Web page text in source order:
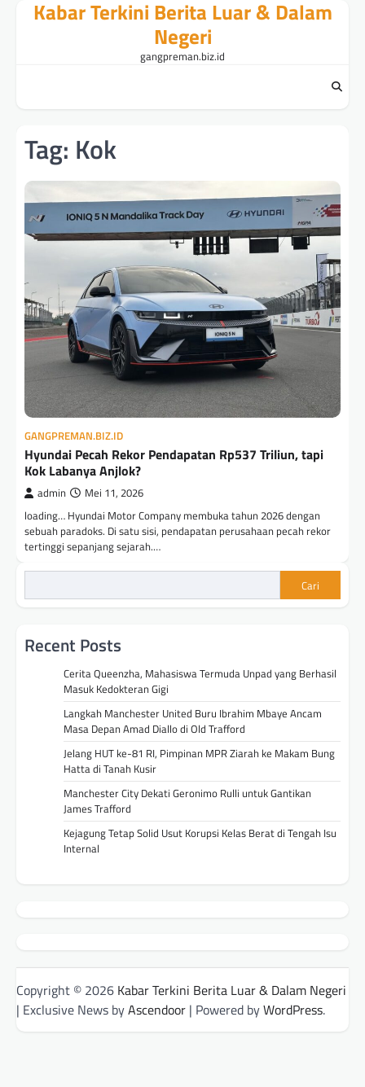
Kabar Terkini Berita Luar & Dalam
Negeri
gangpreman.biz.id
Tag: Kok
GANGPREMAN.BIZ.ID
Hyundai Pecah Rekor Pendapatan Rp537 Triliun, tapi
Kok Labanya Anjlok?
admin Mei 11, 2026
loading… Hyundai Motor Company membuka tahun 2026 dengan
sebuah paradoks. Di satu sisi, pendapatan perusahaan pecah rekor
tertinggi sepanjang sejarah.…
Cari
Recent Posts
Cerita Queenzha, Mahasiswa Termuda Unpad yang Berhasil
Masuk Kedokteran Gigi
Langkah Manchester United Buru Ibrahim Mbaye Ancam
Masa Depan Amad Diallo di Old Trafford
Jelang HUT ke-81 RI, Pimpinan MPR Ziarah ke Makam Bung
Hatta di Tanah Kusir
Manchester City Dekati Geronimo Rulli untuk Gantikan
James Trafford
Kejagung Tetap Solid Usut Korupsi Kelas Berat di Tengah Isu
Internal
Copyright © 2026 Kabar Terkini Berita Luar & Dalam Negeri
| Exclusive News byAscendoor | Powered byWordPress.